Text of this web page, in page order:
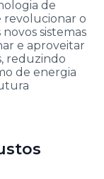
de
o
sistemas
e aproveitar
reduzindo
de energia